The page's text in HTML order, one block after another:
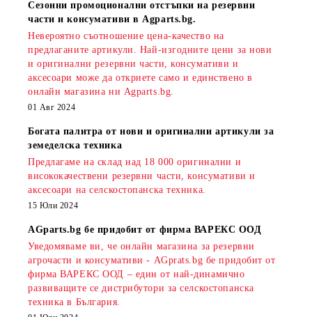
Сезонни промоционални отстъпки на резервни
части и консумативи в Agparts.bg.
Невероятно съотношение цена-качество на
предлаганите артикули. Най-изгодните цени за нови
и оригинални резервни части, консумативи и
аксесоари може да откриете само и единствено в
онлайн магазина ни Agparts.bg.
01 Авг 2024
Богата палитра от нови и оригинални артикули за
земеделска техника
Предлагаме на склад над 18 000 оригинални и
висококачествени резервни части, консумативи и
аксесоари на селскостопанска техника.
15 Юли 2024
AGparts.bg бе придобит от фирма ВАРЕКС ООД
Уведомяваме ви, че онлайн магазина за резервни
агрочасти и консумативи - AGprats.bg бе придобит от
фирма ВАРЕКС ООД – един от най-динамично
развиващите се дистрибутори за селскостопанска
техника в България.